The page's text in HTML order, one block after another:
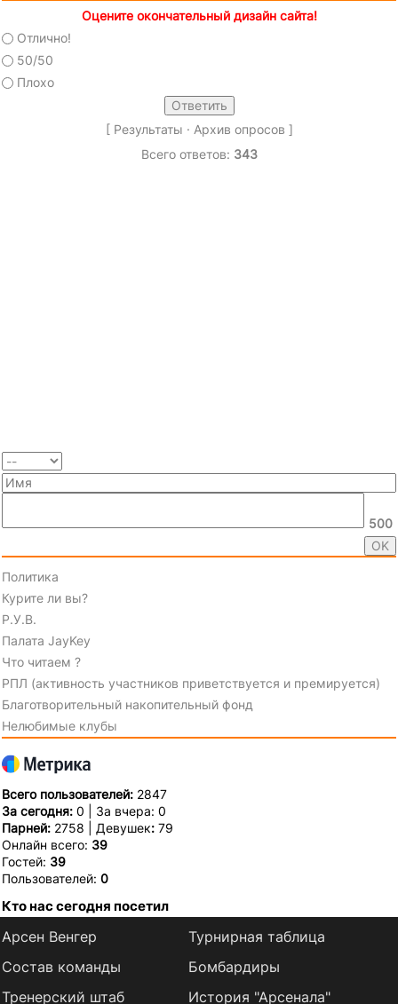
Оцените окончательный дизайн сайта!
Отлично!
50/50
Плохо
[ Результаты · Архив опросов ]
Всего ответов: 343
500
Политика
Курите ли вы?
Р.У.В.
Палата JayKey
Что читаем ?
РПЛ (активность участников приветствуется и премируется)
Благотворительный накопительный фонд
Нелюбимые клубы
Всего пользователей: 2847
За сегодня: 0 | За вчера: 0
Парней: 2758 | Девушек: 79
Онлайн всего: 39
Гостей: 39
Пользователей: 0
Кто нас сегодня посетил
Арсен Венгер
Состав команды
Тренерский штаб
Турнирная таблица
Бомбардиры
История "Арсенала"